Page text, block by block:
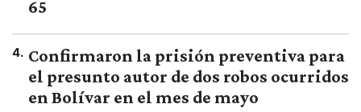
65
4. Confirmaron la prisión preventiva para
el presunto autor de dos robos ocurridos
en Bolívar en el mes de mayo